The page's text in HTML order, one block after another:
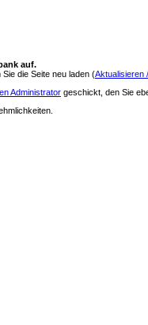
auf.
die Seite neu laden (Aktualisieren
Administrator geschickt, den Sie